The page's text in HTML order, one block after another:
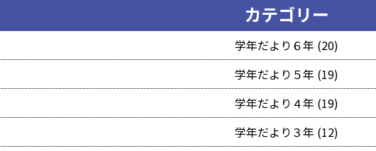
カテゴリー
学年だより６年 (20)
学年だより５年 (19)
学年だより４年 (19)
学年だより３年 (12)